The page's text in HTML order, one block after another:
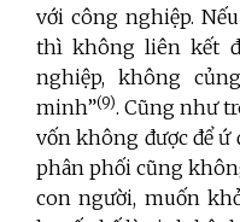
với công nghiệp.
thì không liên kết
nghiệp, không
minh”(9). Cũng như
vốn không được để
phân phối cũng
con người, muốn